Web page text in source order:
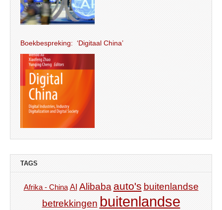
Boekbespreking: ‘Digitaal China’
TAGS
Afrika - China AI Alibaba auto's buitenlandse
betrekkingen buitenlandse